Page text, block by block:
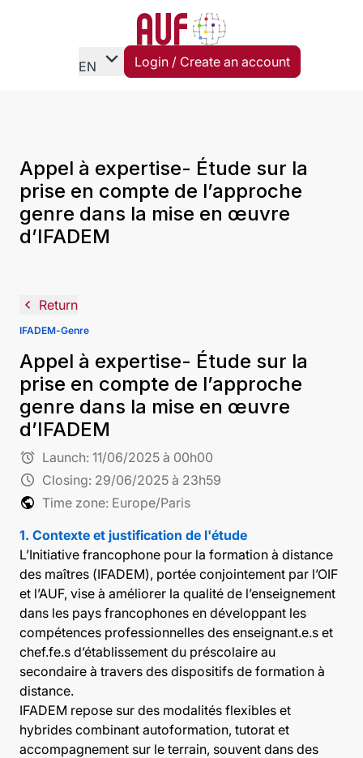
EN expand_more Login / Create an account
Appel à expertise- Étude sur la
prise en compte de l’approche
genre dans la mise en œuvre
d’IFADEM
navigate_before Return
IFADEM-Genre
Appel à expertise- Étude sur la
prise en compte de l’approche
genre dans la mise en œuvre
d’IFADEM
alarm Launch: 11/06/2025 à 00h00
schedule Closing: 29/06/2025 à 23h59
public Time zone: Europe/Paris
1. Contexte et justification de l'étude
L’Initiative francophone pour la formation à distance
des maîtres (IFADEM), portée conjointement par l’OIF
et l’AUF, vise à améliorer la qualité de l’enseignement
dans les pays francophones en développant les
compétences professionnelles des enseignant.e.s et
chef.fe.s d’établissement du préscolaire au
secondaire à travers des dispositifs de formation à
distance.
IFADEM repose sur des modalités flexibles et
hybrides combinant autoformation, tutorat et
accompagnement sur le terrain, souvent dans des